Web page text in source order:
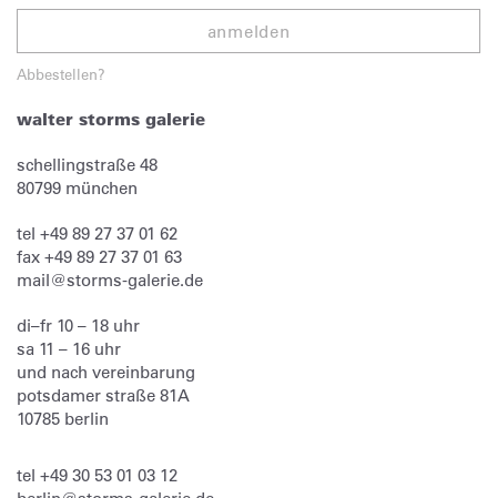
anmelden
Abbestellen?
walter storms galerie
schellingstraße 48
80799 münchen
tel +49 89 27 37 01 62
fax +49 89 27 37 01 63
mail@storms-galerie.de
di–fr 10 – 18 uhr
sa 11 – 16 uhr
und nach vereinbarung
potsdamer straße 81A
10785 berlin
tel +49 30 53 01 03 12